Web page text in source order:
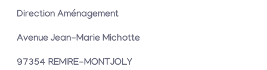
Direction Aménagement
Avenue Jean-Marie Michotte
97354 REMIRE-MONTJOLY